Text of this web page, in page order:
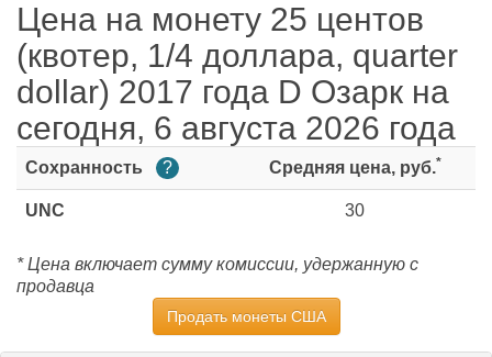
Цена на монету 25 центов
(квотер, 1/4 доллара, quarter
dollar) 2017 года D Озарк на
сегодня, 6 августа 2026 года
Сохранность ? Средняя цена, руб.*
UNC 30
* Цена включает сумму комиссии, удержанную с
продавца
Продать монеты США